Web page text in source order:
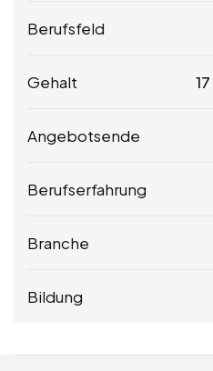
Berufsfeld
Gehalt 17
Angebotsende
Berufserfahrung
Branche
Bildung